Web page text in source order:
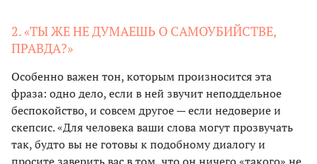
2. «ТЫ ЖЕ НЕ ДУМАЕШЬ О САМОУБИЙСТВЕ,
ПРАВДА?»
Особенно важен тон, которым произносится эта
фраза: одно дело, если в ней звучит неподдельное
беспокойство, и совсем другое — если недоверие и
скепсис. «Для человека ваши слова могут прозвучать
так, будто вы не готовы к подобному диалогу и